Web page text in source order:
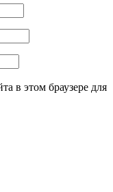
в этом браузере для